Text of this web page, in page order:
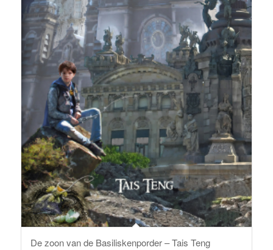
De zoon van de Basiliskenporder – Tais Teng